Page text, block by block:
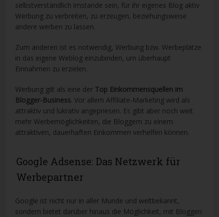
selbstverständlich imstande sein, für ihr eigenes Blog aktiv
Werbung zu verbreiten, zu erzeugen, beziehungsweise
andere werben zu lassen.
Zum anderen ist es notwendig, Werbung bzw. Werbeplätze
in das eigene Weblog einzubinden, um überhaupt
Einnahmen zu erzielen.
Werbung gilt als eine der Top Einkommensquellen im
Blogger-Business. Vor allem Affiliate-Marketing wird als
attraktiv und lukrativ angepriesen. Es gibt aber noch weit
mehr Werbemöglichkeiten, die Bloggern zu einem
attraktiven, dauerhaften Einkommen verhelfen können.
Google Adsense: Das Netzwerk für
Werbepartner
Google ist nicht nur in aller Munde und weltbekannt,
sondern bietet darüber hinaus die Möglichkeit, mit Bloggen